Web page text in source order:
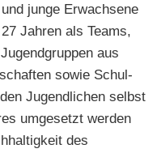
junge Erwachsene
Jahren als Teams,
aus
sowie Schul-
Jugendlichen selbst
umgesetzt werden
des